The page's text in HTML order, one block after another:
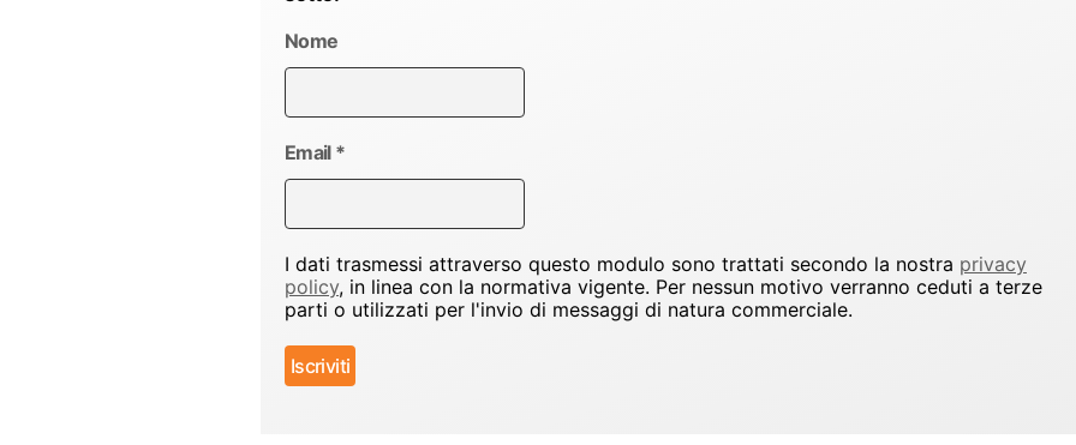
Nome
Email *
I dati trasmessi attraverso questo modulo sono trattati secondo la nostra privacy
policy, in linea con la normativa vigente. Per nessun motivo verranno ceduti a terze
parti o utilizzati per l'invio di messaggi di natura commerciale.